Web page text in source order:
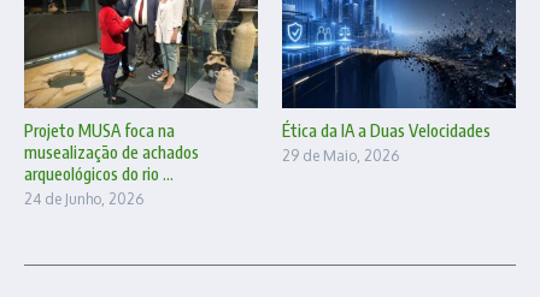
Projeto MUSA foca na
musealização de achados
arqueológicos do rio ...
24 de Junho, 2026
Ética da IA a Duas Velocidades
29 de Maio, 2026